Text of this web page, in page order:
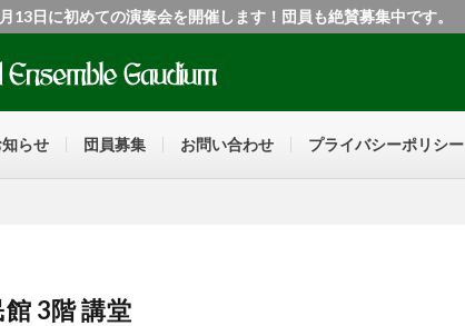
13日に初めての演奏会を開催します！団員も絶賛募集中です。
知らせ 団員募集 お問い合わせ プライバシーポリシー
3階 講堂